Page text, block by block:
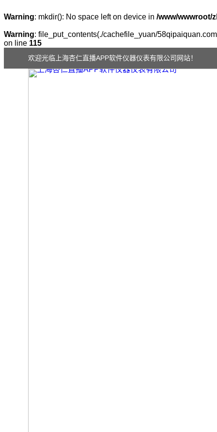
Warning: mkdir(): No space left on device in /www/wwwroot/
Warning: file_put_contents(./cachefile_yuan/
on line 115
欢迎光临上海杏仁直播APP软件仪器仪表有限公司网站！